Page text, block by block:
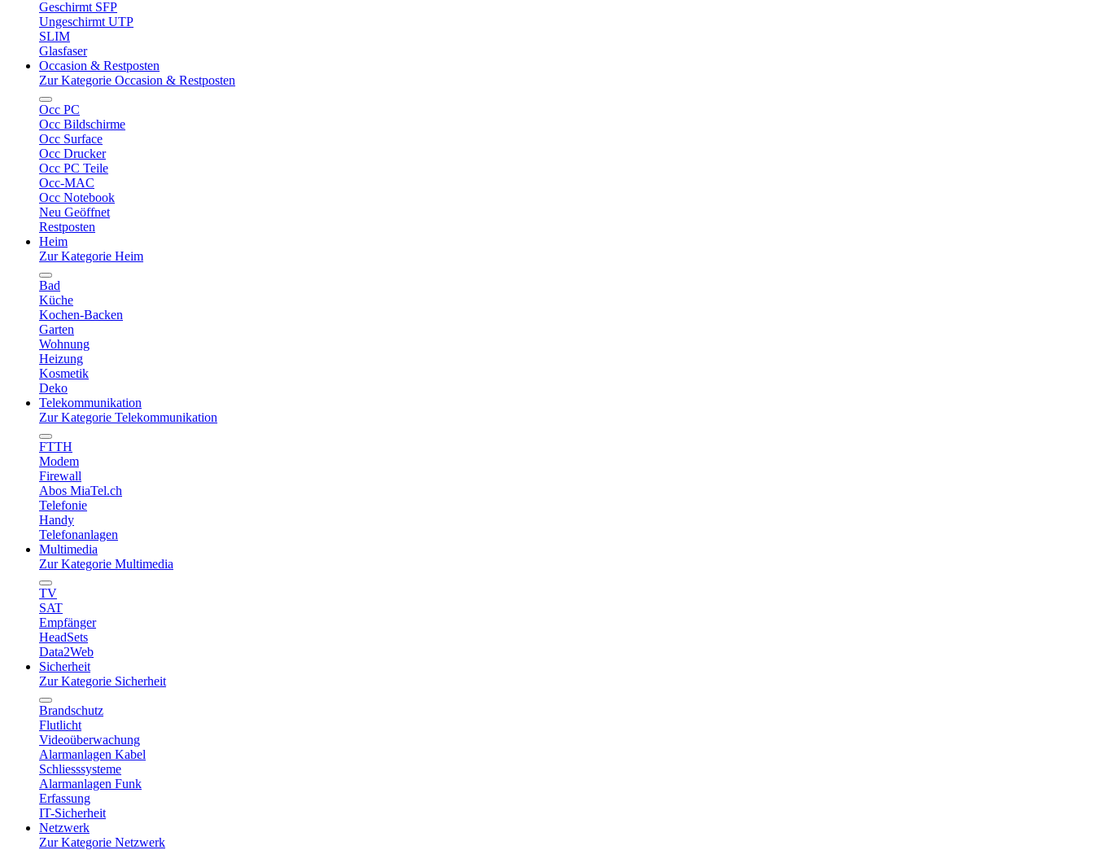
Geschirmt SFP
Ungeschirmt UTP
SLIM
Glasfaser
Occasion & Restposten
Zur Kategorie Occasion & Restposten
Occ PC
Occ Bildschirme
Occ Surface
Occ Drucker
Occ PC Teile
Occ-MAC
Occ Notebook
Neu Geöffnet
Restposten
Heim
Zur Kategorie Heim
Bad
Küche
Kochen-Backen
Garten
Wohnung
Heizung
Kosmetik
Deko
Telekommunikation
Zur Kategorie Telekommunikation
FTTH
Modem
Firewall
Abos MiaTel.ch
Telefonie
Handy
Telefonanlagen
Multimedia
Zur Kategorie Multimedia
TV
SAT
Empfänger
HeadSets
Data2Web
Sicherheit
Zur Kategorie Sicherheit
Brandschutz
Flutlicht
Videoüberwachung
Alarmanlagen Kabel
Schliesssysteme
Alarmanlagen Funk
Erfassung
IT-Sicherheit
Netzwerk
Zur Kategorie Netzwerk